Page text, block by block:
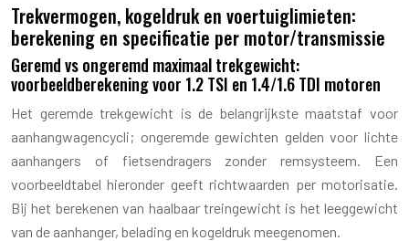
Trekvermogen, kogeldruk en voertuiglimieten:
berekening en specificatie per motor/transmissie
Geremd vs ongeremd maximaal trekgewicht:
voorbeeldberekening voor 1.2 TSI en 1.4/1.6 TDI motoren
Het geremde trekgewicht is de belangrijkste maatstaf voor
aanhangwagencycli; ongeremde gewichten gelden voor lichte
aanhangers of fietsendragers zonder remsysteem. Een
voorbeeldtabel hieronder geeft richtwaarden per motorisatie.
Bij het berekenen van haalbaar treingewicht is het leeggewicht
van de aanhanger, belading en kogeldruk meegenomen.